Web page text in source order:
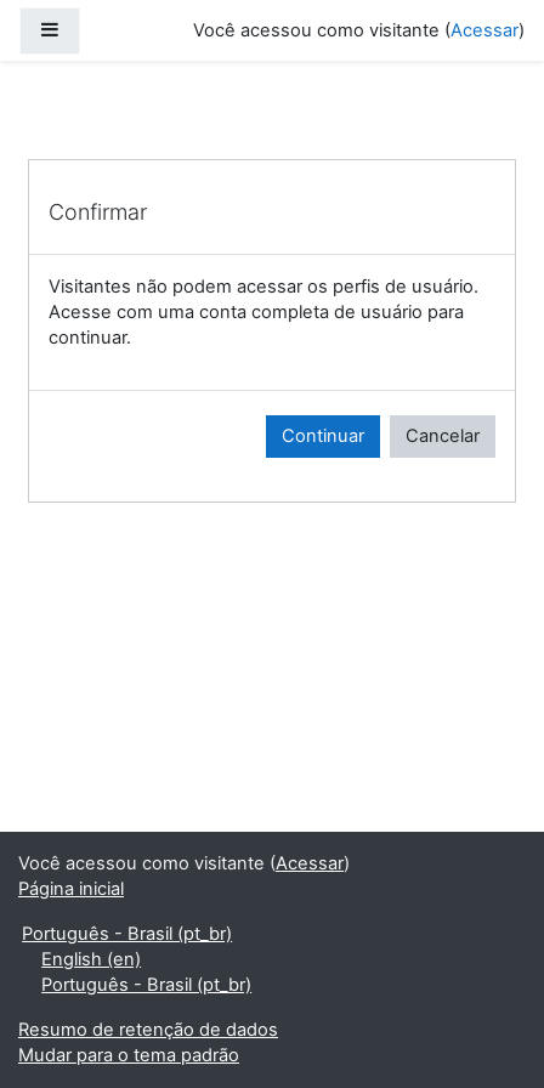
Você acessou como visitante (Acessar)
Confirmar
Visitantes não podem acessar os perfis de usuário.
Acesse com uma conta completa de usuário para
continuar.
Continuar Cancelar
Você acessou como visitante (Acessar)
Página inicial
Português - Brasil ‎(pt_br)‎
English ‎(en)‎
Português - Brasil ‎(pt_br)‎
Resumo de retenção de dados
Mudar para o tema padrão